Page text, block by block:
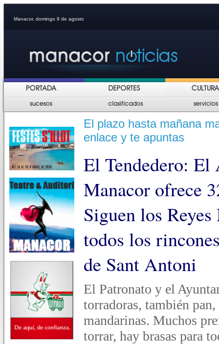
Manacor, domingo 9 de agosto
El plazo hasta mañana
enlace y te apuntas
El Tendedero: El
Manacor ofrece
Siguen los
todos los
de Sant Antoni
El Patronato y el
torradoras, también
mandarinas. Muchos
torrar, hay brasas para